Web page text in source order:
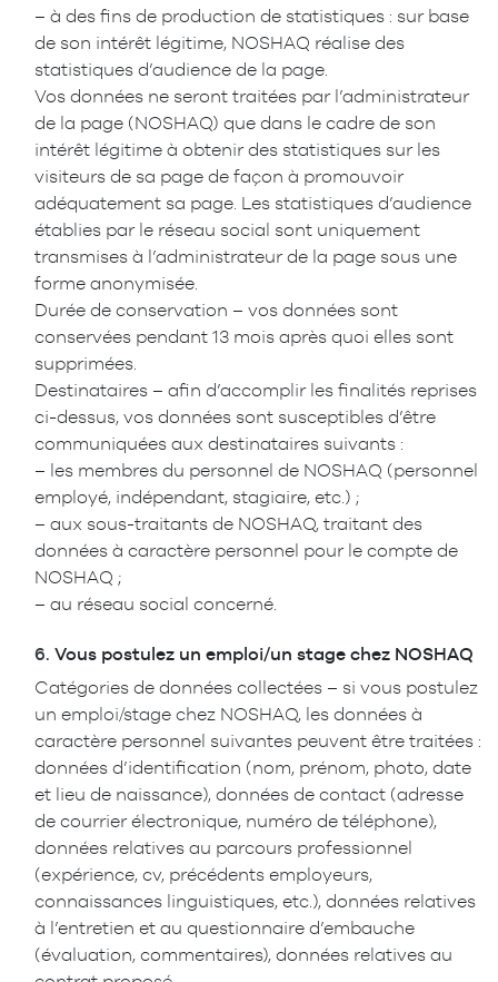
– à des fins de production de statistiques : sur base
de son intérêt légitime, NOSHAQ réalise des
statistiques d’audience de la page.
Vos données ne seront traitées par l’administrateur
de la page (NOSHAQ) que dans le cadre de son
intérêt légitime à obtenir des statistiques sur les
visiteurs de sa page de façon à promouvoir
adéquatement sa page. Les statistiques d’audience
établies par le réseau social sont uniquement
transmises à l’administrateur de la page sous une
forme anonymisée.
Durée de conservation – vos données sont
conservées pendant 13 mois après quoi elles sont
supprimées.
Destinataires – afin d’accomplir les finalités reprises
ci-dessus, vos données sont susceptibles d’être
communiquées aux destinataires suivants :
– les membres du personnel de NOSHAQ (personnel
employé, indépendant, stagiaire, etc.) ;
– aux sous-traitants de NOSHAQ, traitant des
données à caractère personnel pour le compte de
NOSHAQ ;
– au réseau social concerné.
6. Vous postulez un emploi/un stage chez NOSHAQ
Catégories de données collectées – si vous postulez
un emploi/stage chez NOSHAQ, les données à
caractère personnel suivantes peuvent être traitées :
données d’identification (nom, prénom, photo, date
et lieu de naissance), données de contact (adresse
de courrier électronique, numéro de téléphone),
données relatives au parcours professionnel
(expérience, cv, précédents employeurs,
connaissances linguistiques, etc.), données relatives
à l’entretien et au questionnaire d’embauche
(évaluation, commentaires), données relatives au